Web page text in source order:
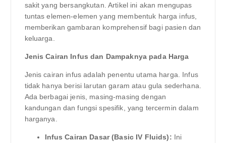
sakit yang bersangkutan. Artikel ini akan mengupas
tuntas elemen-elemen yang membentuk harga infus,
memberikan gambaran komprehensif bagi pasien dan
keluarga.
Jenis Cairan Infus dan Dampaknya pada Harga
Jenis cairan infus adalah penentu utama harga. Infus
tidak hanya berisi larutan garam atau gula sederhana.
Ada berbagai jenis, masing-masing dengan
kandungan dan fungsi spesifik, yang tercermin dalam
harganya.
Infus Cairan Dasar (Basic IV Fluids): Ini